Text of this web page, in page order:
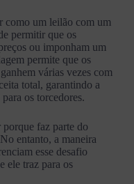
como um leilão com um
permitir que os
ou imponham um
permite que os
várias vezes com
total, garantindo a
os torcedores.
faz parte do
entanto, a maneira
esse desafio
ele traz para os